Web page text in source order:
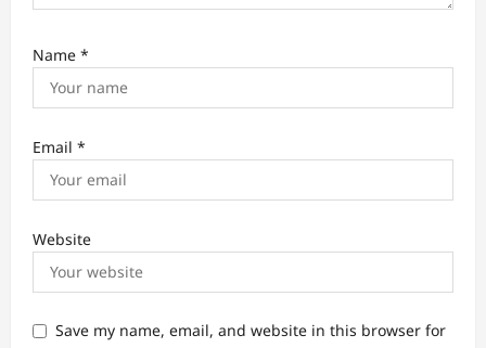
Name *
Email *
Website
Save my name, email, and website in this browser for